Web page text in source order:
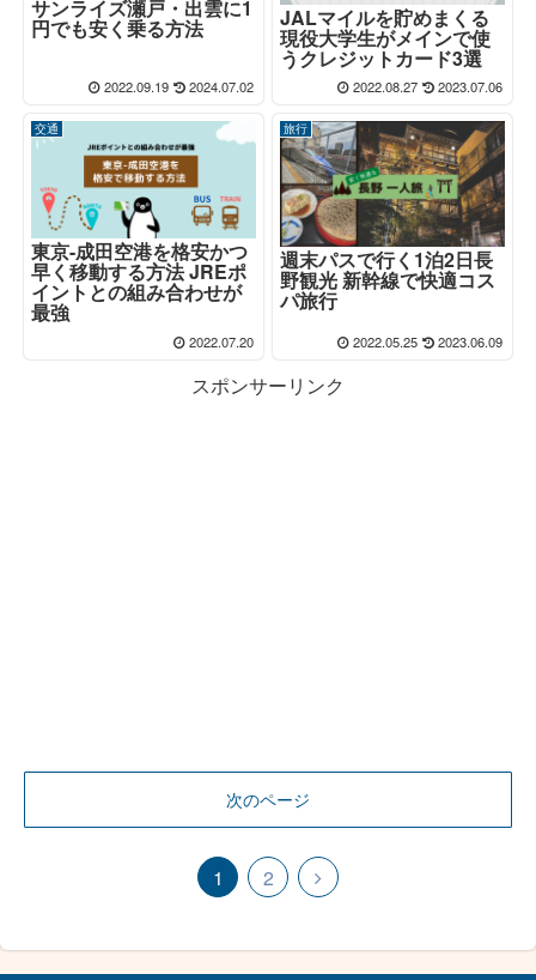
サンライズ瀬戸・出雲に1
円でも安く乗る方法
2022.09.19 2024.07.02
JALマイルを貯めまくる
現役大学生がメインで使
うクレジットカード3選
2022.08.27 2023.07.06
交通
東京-成田空港を格安かつ
早く移動する方法 JREポ
イントとの組み合わせが
最強
2022.07.20
旅行
週末パスで行く1泊2日長
野観光 新幹線で快適コス
パ旅行
2022.05.25 2023.06.09
スポンサーリンク
次のページ
1 2